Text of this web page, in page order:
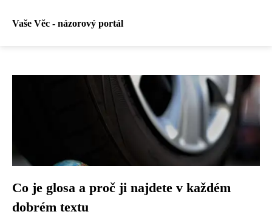
Vaše Věc - názorový portál
Co je glosa a proč ji najdete v každém
dobrém textu